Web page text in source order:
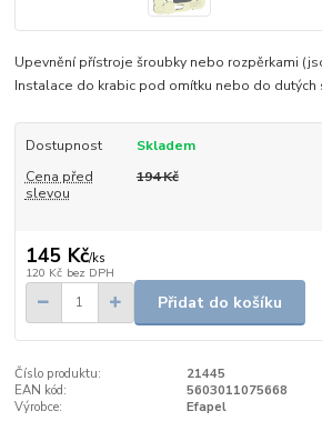
Upevnění přístroje šroubky nebo rozpěrkami
Instalace do krabic pod omítku nebo do dutých
Dostupnost
Skladem
Cena před
slevou
194 Kč
145 Kč/ks
120 Kč bez DPH
Přidat do košíku
Číslo produktu:
21445
EAN kód:
5603011075668
Výrobce:
Efapel